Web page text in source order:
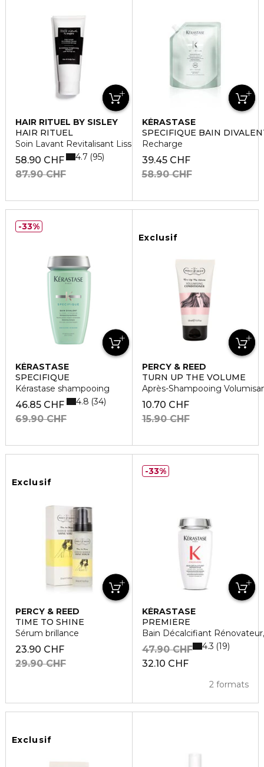
HAIR RITUEL BY SISLEY
HAIR RITUEL
Soin Lavant Revitalisant Lissant
58.90 CHF
87.90 CHF
4.7 95
KÉRASTASE
SPECIFIQUE BAIN
Recharge
39.45 CHF
58.90 CHF
KÉRASTASE
SPECIFIQUE
Kérastase shampooing
46.85 CHF
69.90 CHF
4.8 34
33%
Exclusif
PERCY & REED
TURN UP THE VOLUME
Après-Shampooing
10.70 CHF
15.90 CHF
Exclusif
PERCY & REED
TIME TO SHINE
Sérum brillance
23.90 CHF
29.90 CHF
KÉRASTASE
PREMIÈRE
Bain Décalcifiant
32.10 CHF
47.90 CHF
2 formats
4.3 19
33%
Exclusif